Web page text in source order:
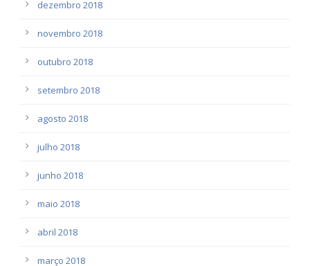
dezembro 2018
novembro 2018
outubro 2018
setembro 2018
agosto 2018
julho 2018
junho 2018
maio 2018
abril 2018
março 2018